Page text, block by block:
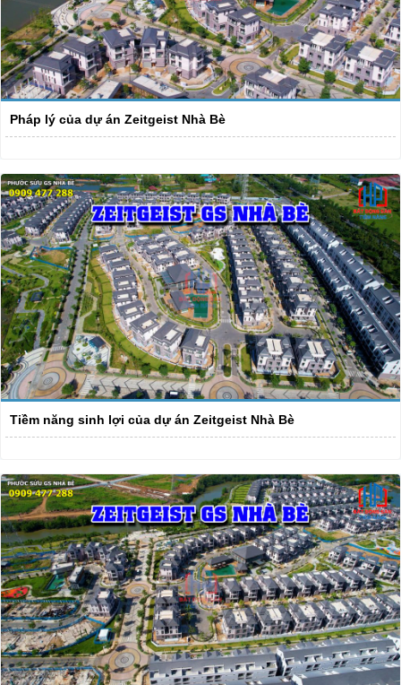
Pháp lý của dự án Zeitgeist Nhà Bè
Tiềm năng sinh lợi của dự án Zeitgeist Nhà Bè